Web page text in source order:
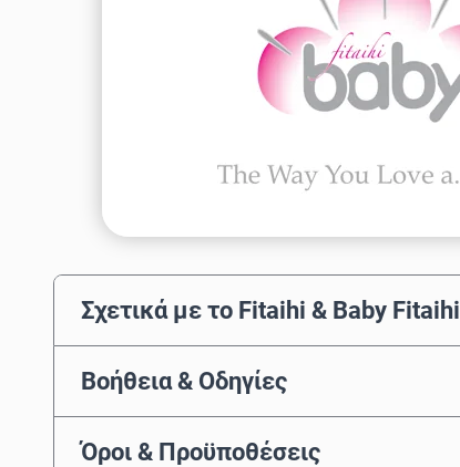
Σχετικά με το Fitaihi & Baby Fitaihi
Βοήθεια & Οδηγίες
Όροι & Προϋποθέσεις